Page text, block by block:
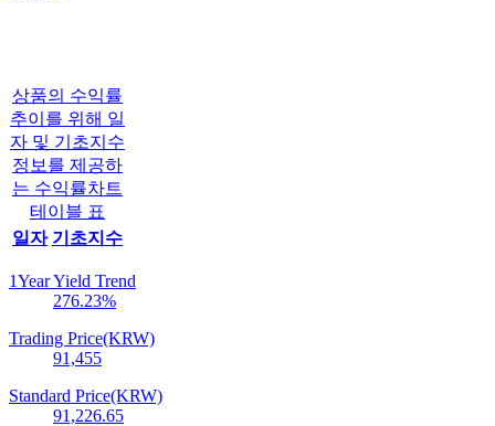
상품의 수익률
추이를 위해 일
자 및 기초지수
정보를 제공하
는 수익률차트
테이블 표
일자 기초지수
1Year Yield Trend
276.23%
Trading Price(KRW)
91,455
Standard Price(KRW)
91,226.65